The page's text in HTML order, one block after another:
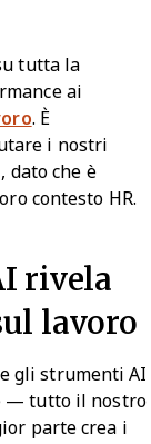
tutta la
ai
. È
i nostri
dato che è
contesto HR.
rivela
lavoro
gli strumenti AI
— tutto il nostro
parte crea i